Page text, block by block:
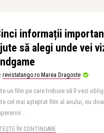
informații
să alegi unde vei
revistatango.ro Marea Dragoste
un film pe care trebuie să îl vezi
cel mai așteptat film al anului, nu
..
ÎN CONTINUARE